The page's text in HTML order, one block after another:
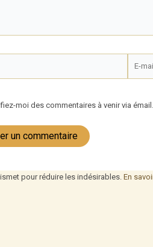
mail*
moi des commentaires à venir via
pour réduire les indésirables. En